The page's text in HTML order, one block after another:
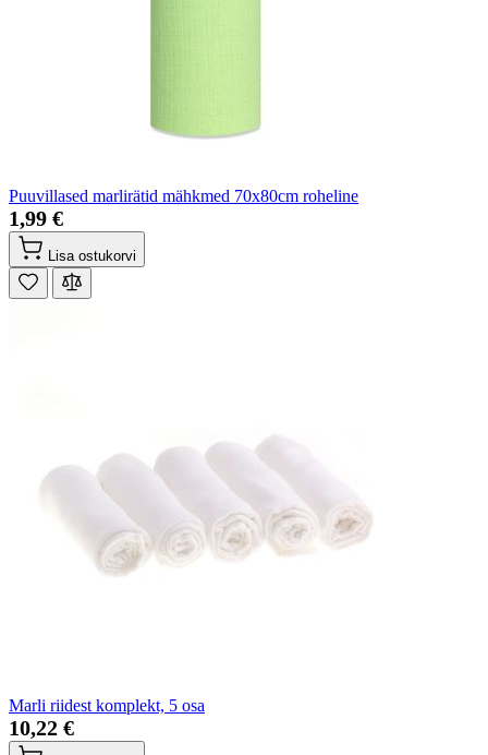
Puuvillased marlirätid mähkmed 70x80cm roheline
1,99 €
Lisa ostukorvi
Marli riidest komplekt, 5 osa
10,22 €